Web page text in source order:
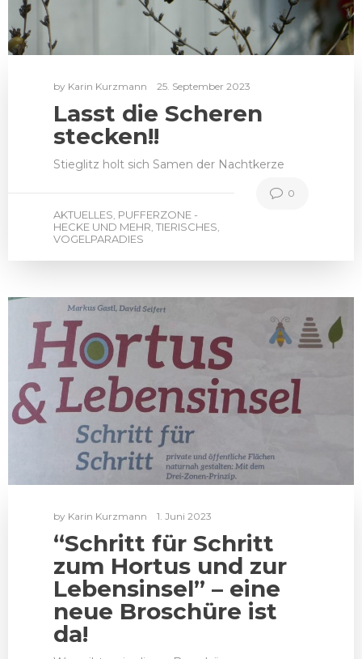
by Karin Kurzmann 25. September 2023
Lasst die Scheren
stecken!!
Stieglitz holt sich Samen der Nachtkerze
AKTUELLES PUFFERZONE -
HECKE UND MEHR TIERISCHES
VOGELPARADIES
0
by Karin Kurzmann 1. Juni 2023
“Schritt für Schritt
zum Hortus und zur
Lebensinsel” – eine
neue Broschüre ist
da!